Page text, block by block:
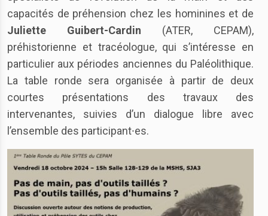
capacités de préhension chez les hominines et de
Juliette Guibert-Cardin (ATER, CEPAM),
préhistorienne et tracéologue, qui s’intéresse en
particulier aux périodes anciennes du Paléolithique.
La table ronde sera organisée à partir de deux
courtes présentations des travaux des
intervenantes, suivies d’un dialogue libre avec
l’ensemble des participant⸱es.